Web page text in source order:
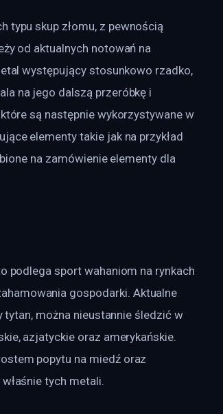
typu skup złomu, z pewnością
od aktualnych notowań na
występujący stosunkowo rzadko,
na jego dalszą przeróbkę i
są następnie wykorzystywane w
elementy takie jak na przykład
na zamówienie elementy dla
podlega sport wahaniom na rynkach
gospodarki. Aktualne
tytan, można nieustannie śledzić w
azjatyckie oraz amerykańskie.
popytu na miedź oraz
tych metali.